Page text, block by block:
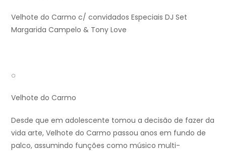
Velhote do Carmo c/ convidados Especiais DJ Set
Margarida Campelo & Tony Love
◌
Velhote do Carmo
Desde que em adolescente tomou a decisão de fazer da
vida arte, Velhote do Carmo passou anos em fundo de
palco, assumindo funções como músico multi-